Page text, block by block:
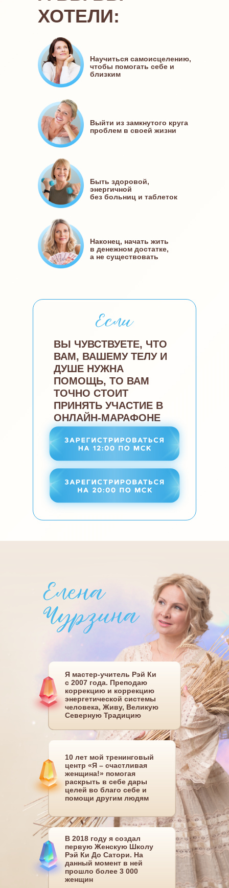
ХОТЕЛИ:
Научиться самоисцелению,
чтобы помогать себе и
близким
Быть здоровой,
энергичной
без больниц и таблеток
Выйти из замкнутого круга
проблем в своей жизни
Наконец, начать жить
в денежном достатке,
а не существовать
ВЫ ЧУВСТВУЕТЕ, ЧТО
ВАМ, ВАШЕМУ ТЕЛУ И
ДУШЕ НУЖНА
ПОМОЩЬ, ТО ВАМ
ТОЧНО СТОИТ
ПРИНЯТЬ УЧАСТИЕ В
ОНЛАЙН-МАРАФОНЕ
10 лет мой тренинговый
центр «Я – счастливая
женщина!» помогая
раскрыть в себе дары
целей во благо себе и
помощи другим людям
В 2018 году я создал
первую Женскую Школу
Рэй Ки До Сатори. На
данный момент в ней
прошло более 3 000
женщин
Я мастер-учитель Рэй Ки
с 2007 года. Преподаю
коррекцию и коррекцию
энергетической системы
человека, Живу, Великую
Северную Традицию